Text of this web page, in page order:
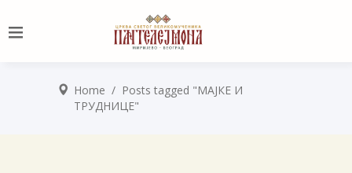
Home / Posts tagged "МАЈКЕ И
ТРУДНИЦЕ"